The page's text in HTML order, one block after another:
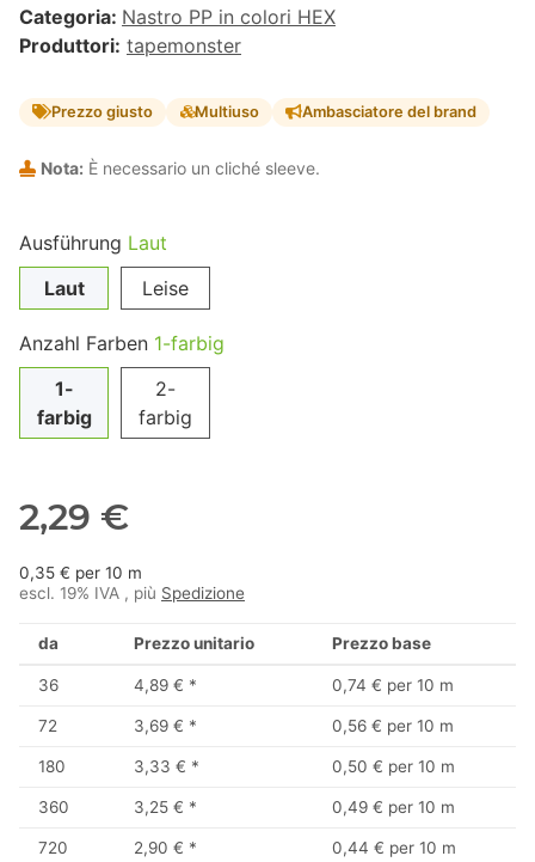
Categoria: Nastro PP in colori HEX
Produttori: tapemonster
Prezzo giusto Multiuso Ambasciatore del brand
Nota: È necessario un cliché sleeve.
Ausführung Laut
Laut
Leise
Anzahl Farben 1-farbig
1-
farbig
2-
farbig
2,29 €
0,35 € per 10 m
escl. 19% IVA , più Spedizione
da Prezzo unitario Prezzo base
36 4,89 € * 0,74 € per 10 m
72 3,69 € * 0,56 € per 10 m
180 3,33 € * 0,50 € per 10 m
360 3,25 € * 0,49 € per 10 m
720 2,90 € * 0,44 € per 10 m